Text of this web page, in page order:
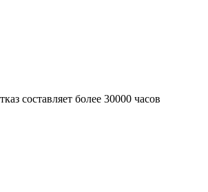
составляет более 30000 часов